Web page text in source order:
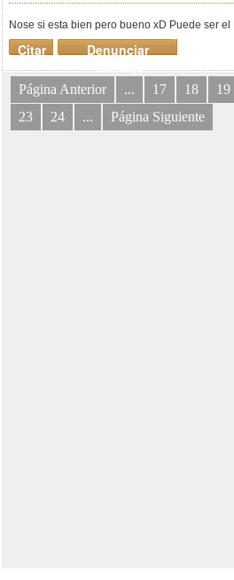
Nose si esta bien pero bueno xD Puede ser el
Denunciar
mensaje
Citar
Página Anterior ... 17 18 19
23
24 ... Página Siguiente